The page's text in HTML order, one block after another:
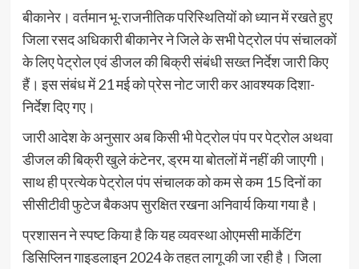
बीकानेर। वर्तमान भू-राजनीतिक परिस्थितियों को ध्यान में रखते हुए
जिला रसद अधिकारी बीकानेर ने जिले के सभी पेट्रोल पंप संचालकों
के लिए पेट्रोल एवं डीजल की बिक्री संबंधी सख्त निर्देश जारी किए
हैं। इस संबंध में 21 मई को प्रेस नोट जारी कर आवश्यक दिशा-
निर्देश दिए गए।
जारी आदेश के अनुसार अब किसी भी पेट्रोल पंप पर पेट्रोल अथवा
डीजल की बिक्री खुले कंटेनर, ड्रम या बोतलों में नहीं की जाएगी।
साथ ही प्रत्येक पेट्रोल पंप संचालक को कम से कम 15 दिनों का
सीसीटीवी फुटेज बैकअप सुरक्षित रखना अनिवार्य किया गया है।
प्रशासन ने स्पष्ट किया है कि यह व्यवस्था ओएमसी मार्केटिंग
डिसिप्लिन गाइडलाइन 2024 के तहत लागू की जा रही है। जिला